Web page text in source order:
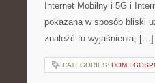
Internet Mobilny i 5G i
pokazana w sposób bliski
znaleźć tu wyjaśnienia, […]
CATEGORIES: DOM I